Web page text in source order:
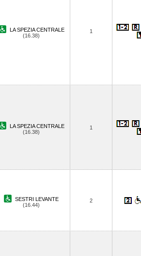
LA SPEZIA CENTRALE
(16.38)
1
LA SPEZIA CENTRALE
(16.38)
1
SESTRI LEVANTE
(16.44)
2